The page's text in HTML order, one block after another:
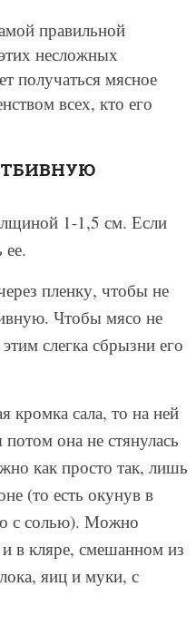
правильной
несложных
получаться мясное
всех, кто его
1-1,5 см. Если
пленку, чтобы не
Чтобы мясо не
слегка сбрызни его
кромка сала, то на ней
она не стянулась
как просто так, лишь
(то есть окунув в
с солью). Можно
в кляре, смешанном из
яиц и муки, с